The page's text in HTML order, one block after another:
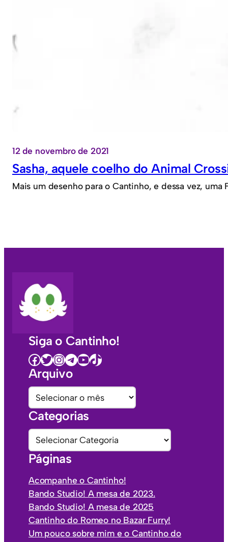
12 de novembro de 2021
Sasha, aquele coelho do Animal
Mais um desenho para o Cantinho, e dessa vez,
Siga o Cantinho!
Facebook Twitter InstagramTelegramYoutube TikTok
Arquivo
A
r
q
u
v
s
Categorias
C
a
t
e
g
o
r
i
Páginas
Acompanhe o Cantinho!
Bando Studio! A mesa de 2023.
Bando Studio! A mesa de 2025
Cantinho do Romeo no Bazar Furry!
Um pouco sobre mim e o Cantinho do